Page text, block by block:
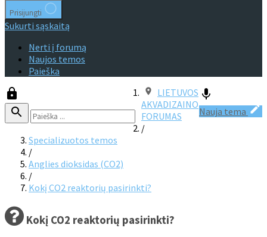
Prisijungti
Sukurti sąskaitą
Nerti į forumą
Naujos temos
Paieška
Nauja tema
LIETUVOS
AKVADIZAINO
FORUMAS
/
Specializuotos temos
/
Anglies dioksidas (CO2)
/
Kokį CO2 reaktorių pasirinkti?
Kokį CO2 reaktorių pasirinkti?